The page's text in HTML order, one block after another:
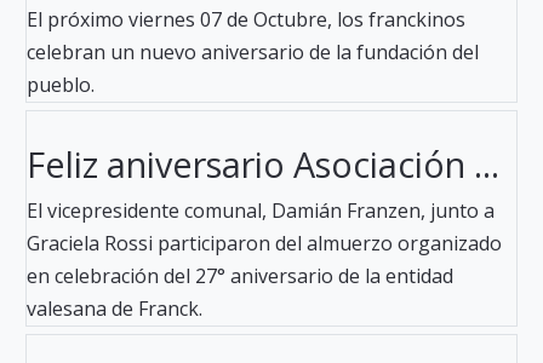
El próximo viernes 07 de Octubre, los franckinos
celebran un nuevo aniversario de la fundación del
pueblo.
Feliz aniversario Asociación ...
El vicepresidente comunal, Damián Franzen, junto a
Graciela Rossi participaron del almuerzo organizado
en celebración del 27° aniversario de la entidad
valesana de Franck.